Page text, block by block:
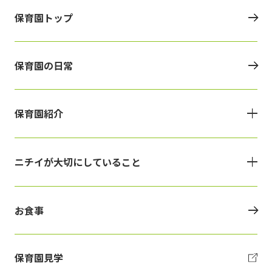
保育園トップ
保育園の日常
保育園紹介
ニチイが大切にしていること
お食事
保育園見学